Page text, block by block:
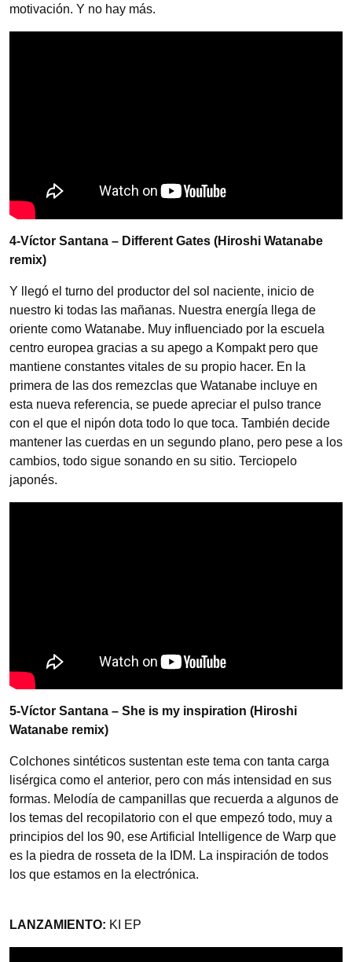
motivación. Y no hay más.
4-Víctor Santana – Different Gates (Hiroshi Watanabe
remix)
Y llegó el turno del productor del sol naciente, inicio de
nuestro ki todas las mañanas. Nuestra energía llega de
oriente como Watanabe. Muy influenciado por la escuela
centro europea gracias a su apego a Kompakt pero que
mantiene constantes vitales de su propio hacer. En la
primera de las dos remezclas que Watanabe incluye en
esta nueva referencia, se puede apreciar el pulso trance
con el que el nipón dota todo lo que toca. También decide
mantener las cuerdas en un segundo plano, pero pese a los
cambios, todo sigue sonando en su sitio. Terciopelo
japonés.
5-Víctor Santana – She is my inspiration (Hiroshi
Watanabe remix)
Colchones sintéticos sustentan este tema con tanta carga
lisérgica como el anterior, pero con más intensidad en sus
formas. Melodía de campanillas que recuerda a algunos de
los temas del recopilatorio con el que empezó todo, muy a
principios del los 90, ese Artificial Intelligence de Warp que
es la piedra de rosseta de la IDM. La inspiración de todos
los que estamos en la electrónica.
LANZAMIENTO: KI EP